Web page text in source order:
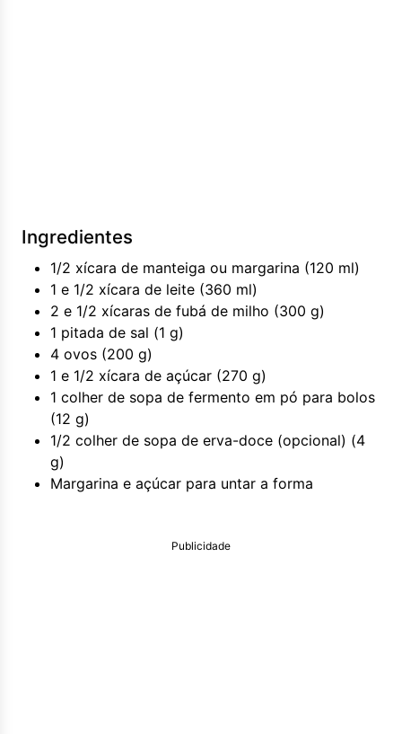
Ingredientes
1/2 xícara de manteiga ou margarina (120 ml)
1 e 1/2 xícara de leite (360 ml)
2 e 1/2 xícaras de fubá de milho (300 g)
1 pitada de sal (1 g)
4 ovos (200 g)
1 e 1/2 xícara de açúcar (270 g)
1 colher de sopa de fermento em pó para bolos
(12 g)
1/2 colher de sopa de erva-doce (opcional) (4
g)
Margarina e açúcar para untar a forma
Publicidade